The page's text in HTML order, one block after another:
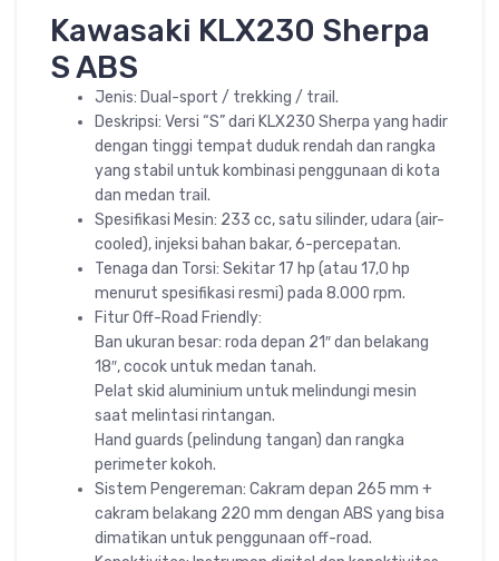
Kawasaki KLX230 Sherpa
S ABS
Jenis: Dual-sport / trekking / trail.
Deskripsi: Versi “S” dari KLX230 Sherpa yang hadir
dengan tinggi tempat duduk rendah dan rangka
yang stabil untuk kombinasi penggunaan di kota
dan medan trail.
Spesifikasi Mesin: 233 cc, satu silinder, udara (air-
cooled), injeksi bahan bakar, 6-percepatan.
Tenaga dan Torsi: Sekitar 17 hp (atau 17,0 hp
menurut spesifikasi resmi) pada 8.000 rpm.
Fitur Off-Road Friendly:
Ban ukuran besar: roda depan 21″ dan belakang
18″, cocok untuk medan tanah.
Pelat skid aluminium untuk melindungi mesin
saat melintasi rintangan.
Hand guards (pelindung tangan) dan rangka
perimeter kokoh.
Sistem Pengereman: Cakram depan 265 mm +
cakram belakang 220 mm dengan ABS yang bisa
dimatikan untuk penggunaan off-road.